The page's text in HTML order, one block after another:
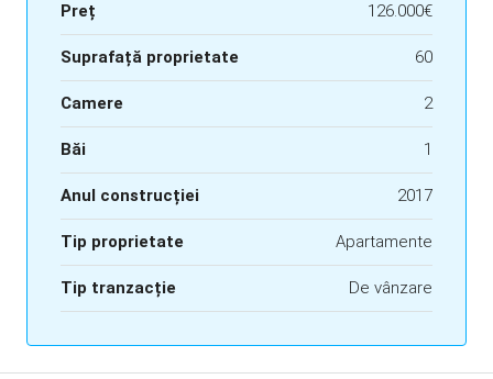
Preț 126.000€
Suprafață proprietate 60
Camere 2
Băi 1
Anul construcției 2017
Tip proprietate Apartamente
Tip tranzacție De vânzare